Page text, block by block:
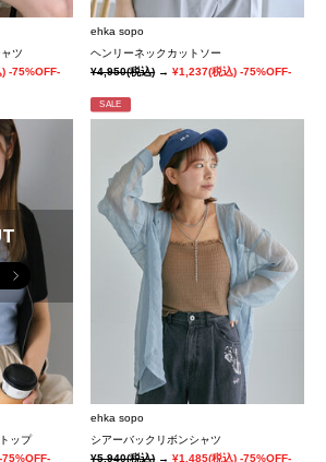
ツ
) -75%OFF-
ehka sopo
ヘンリーネックカットソー
¥4,950(税込)→¥1,237(税込) -75%OFF-
ップ
-75%OFF-
SALE
ehka sopo
シアーバックリボンシャツ
¥5,940(税込)→¥1,485(税込) -75%OFF-